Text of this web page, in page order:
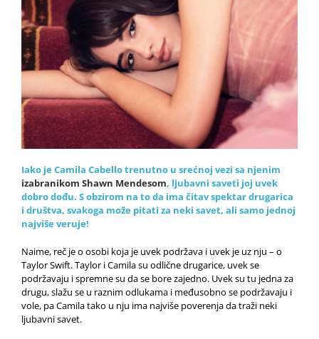
Iako je Camila Cabello trenutno u srećnoj vezi sa njenim
izabranikom Shawn Mendesom, ljubavni saveti joj uvek
dobro dođu. S obzirom na to da ima čitav spektar drugarica
i društva, svakoga može pitati za neki savet, ali samo jednoj
najviše veruje!
Naime, reč je o osobi koja je uvek podržava i uvek je uz nju – o
Taylor Swift. Taylor i Camila su odlične drugarice, uvek se
podržavaju i spremne su da se bore zajedno. Uvek su tu jedna za
drugu, slažu se u raznim odlukama i međusobno se podržavaju i
vole, pa Camila tako u nju ima najviše poverenja da traži neki
ljubavni savet.